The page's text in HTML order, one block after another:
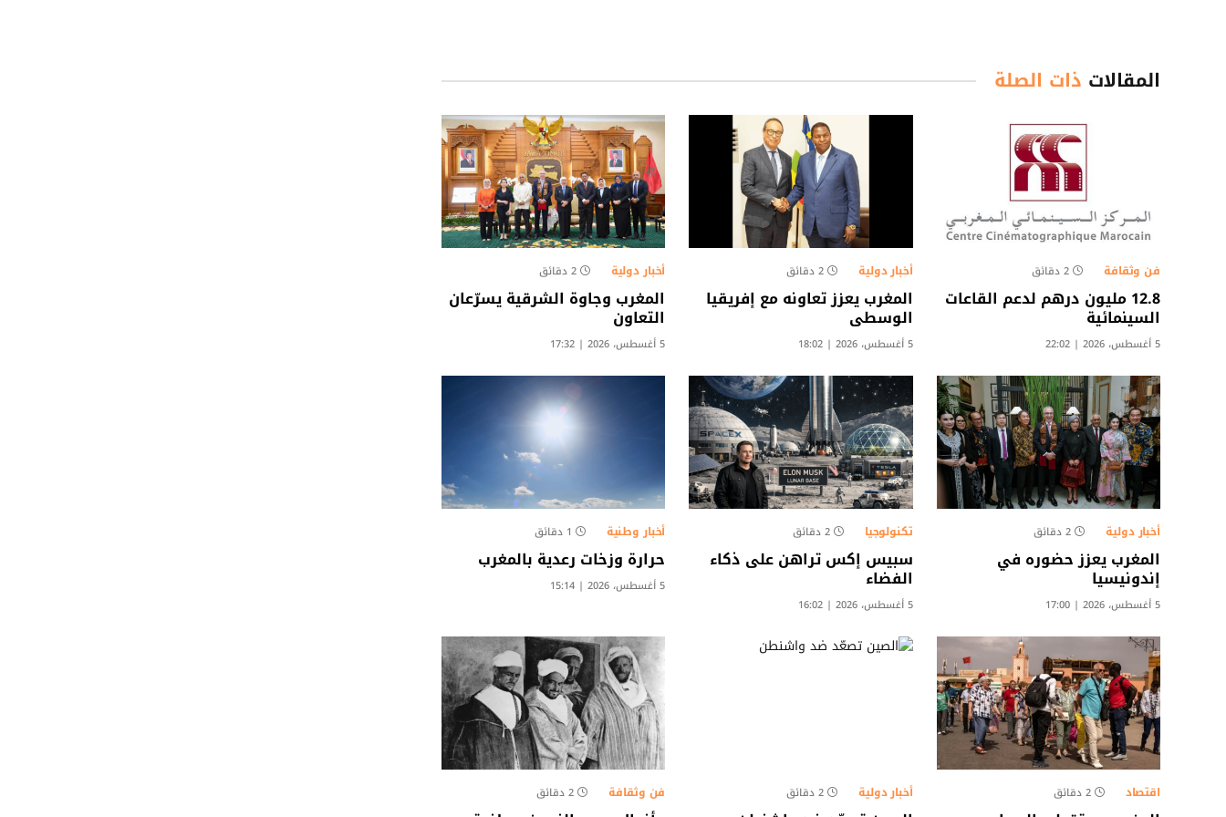
المقالات ذات الصلة
فن وثقافة 2 دقائق
12.8 مليون درهم لدعم القاعات
السينمائية
5 أغسطس، 2026 | 22:02
أخبار دولية 2 دقائق
المغرب يعزز تعاونه مع إفريقيا
الوسطى
5 أغسطس، 2026 | 18:02
أخبار دولية 2 دقائق
المغرب وجاوة الشرقية يسرّعان
التعاون
5 أغسطس، 2026 | 17:32
أخبار دولية 2 دقائق
المغرب يعزز حضوره في
إندونيسيا
5 أغسطس، 2026 | 17:00
تكنولوجيا 2 دقائق
سبيس إكس تراهن على ذكاء
الفضاء
5 أغسطس، 2026 | 16:02
أخبار وطنية 1 دقائق
حرارة وزخات رعدية بالمغرب
5 أغسطس، 2026 | 15:14
اقتصاد 2 دقائق أخبار دولية 2 دقائق فن وثقافة 2 دقائق